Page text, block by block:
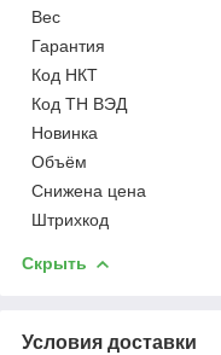
Вес
Гарантия
Код НКТ
Код ТН ВЭД
Новинка
Объём
Снижена цена
Штрихкод
Скрыть
Условия доставки